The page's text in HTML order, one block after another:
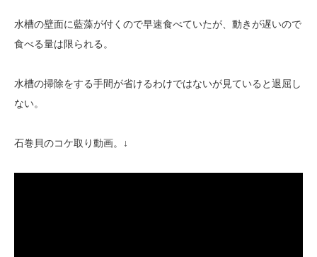
水槽の壁面に藍藻が付くので早速食べていたが、動きが遅いので
食べる量は限られる。
水槽の掃除をする手間が省けるわけではないが見ていると退屈し
ない。
石巻貝のコケ取り動画。↓